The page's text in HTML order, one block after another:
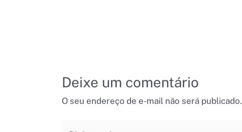
Deixe um comentário
O seu endereço de e-mail não será publicado.